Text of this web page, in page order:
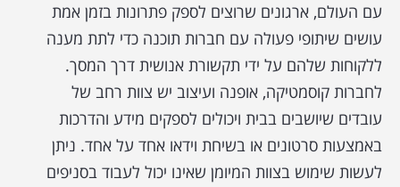
עם העולם, ארגונים שרוצים לספק פתרונות בזמן אמת
עושים שיתופי פעולה עם חברות תוכנה כדי לתת מענה
ללקוחות שלהם על ידי תקשורת אנושית דרך המסך.
לחברות קוסמטיקה, אופנה ועיצוב יש צוות רחב של
עובדים שיושבים בבית ויכולים לספקים מידע והדרכות
באמצעות סרטונים או בשיחת וידאו אחד על אחד. ניתן
לעשות שימוש בצוות המיומן שאינו יכול לעבוד בסניפים